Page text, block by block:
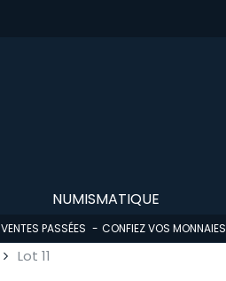
NUMISMATIQUE
VENTES PASSÉES CONFIEZ VOS MONNAIES
Lot 11